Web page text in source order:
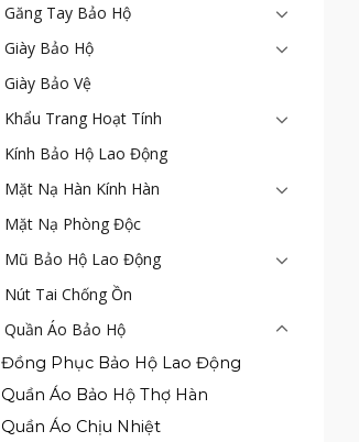
Găng Tay Bảo Hộ
Giày Bảo Hộ
Giày Bảo Vệ
Khẩu Trang Hoạt Tính
Kính Bảo Hộ Lao Động
Mặt Nạ Hàn Kính Hàn
Mặt Nạ Phòng Độc
Mũ Bảo Hộ Lao Động
Nút Tai Chống Ồn
Quần Áo Bảo Hộ
Đồng Phục Bảo Hộ Lao Động
Quần Áo Bảo Hộ Thợ Hàn
Quần Áo Chịu Nhiệt